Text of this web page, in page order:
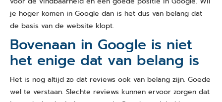
je hoger komen in Google dan is het dus van belang dat
de basis van de website klopt.
Bovenaan in Google is niet
het enige dat van belang is
Het is nog altijd zo dat reviews ook van belang zijn. Goede
wel te verstaan. Slechte reviews kunnen ervoor zorgen dat